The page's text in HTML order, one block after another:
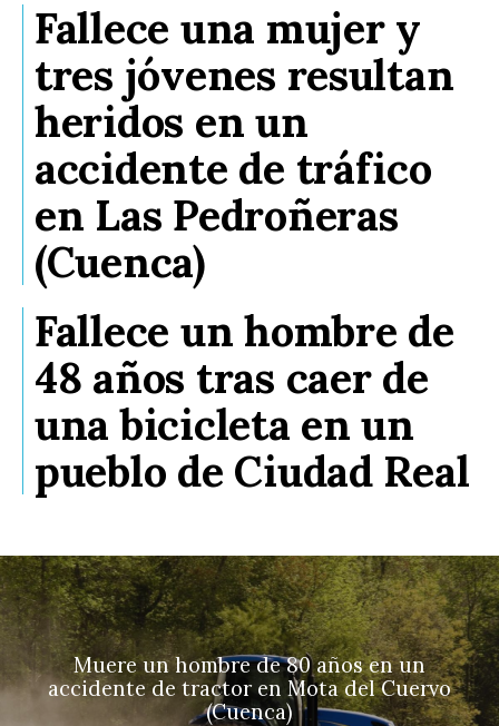
Fallece una mujer y
tres jóvenes resultan
heridos en un
accidente de tráfico
en Las Pedroñeras
(Cuenca)
Fallece un hombre de
48 años tras caer de
una bicicleta en un
pueblo de Ciudad Real
Muere un hombre de 80 años en un
accidente de tractor en Mota del Cuervo
(Cuenca)